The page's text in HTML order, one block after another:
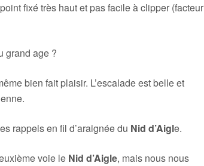
fixé très haut et pas facile à clipper (facteur
grand age ?
bien fait plaisir. L’escalade est belle et
rappels en fil d’araignée du Nid d’Aigle.
voie le Nid d’Aigle, mais nous nous